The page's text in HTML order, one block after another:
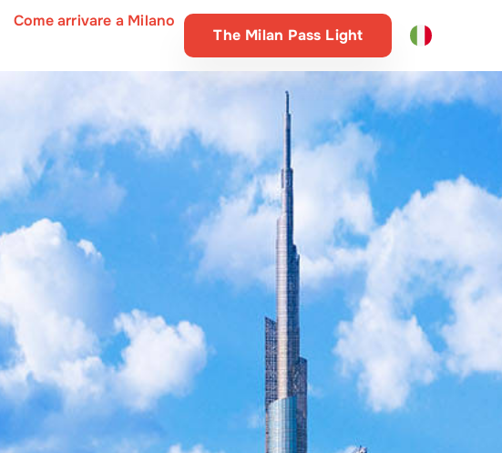
Come arrivare a Milano
The Milan Pass Light